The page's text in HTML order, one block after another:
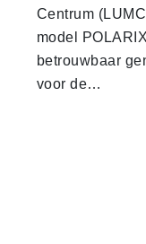
Centrum
model
betrouwbaar
voor de…